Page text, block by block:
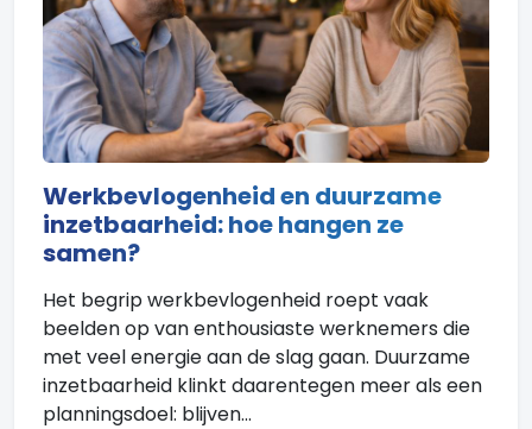
Werkbevlogenheid en duurzame
inzetbaarheid: hoe hangen ze
samen?
Het begrip werkbevlogenheid roept vaak
beelden op van enthousiaste werknemers die
met veel energie aan de slag gaan. Duurzame
inzetbaarheid klinkt daarentegen meer als een
planningsdoel: blijven...